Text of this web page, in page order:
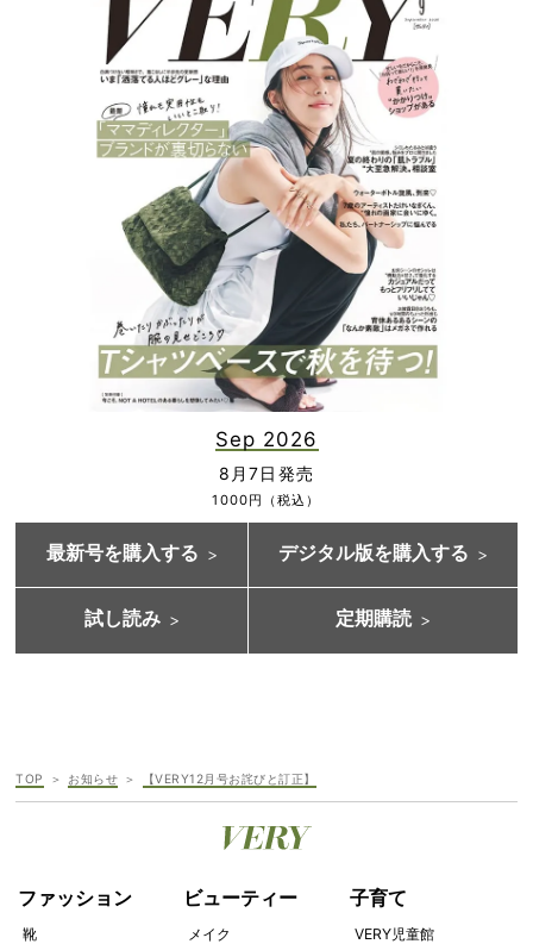
Sep 2026
8月7日発売
1000円（税込）
最新号を購入する デジタル版を購入する
試し読み 定期購読
TOP お知らせ 【VERY12月号お詫びと訂正】
ファッション
靴
ビューティー
メイク
子育て
VERY児童館